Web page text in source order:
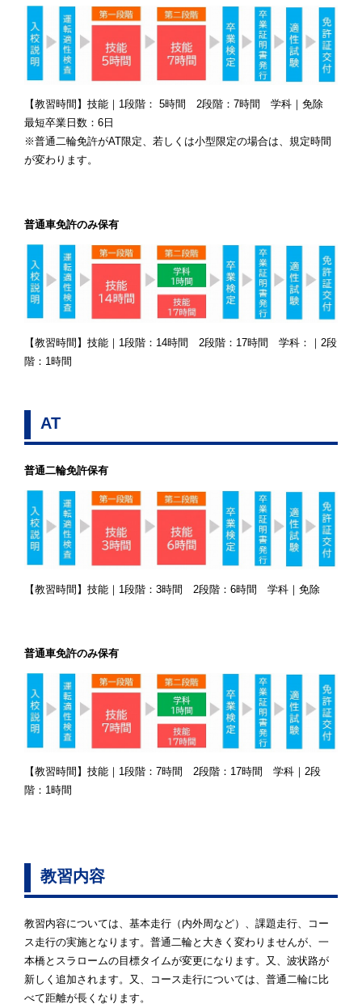
【教習時間】技能｜1段階： 5時間 2段階：7時間 学科｜免除
最短卒業日数：6日
※普通二輪免許がAT限定、若しくは小型限定の場合は、規定時間
が変わります。
普通車免許のみ保有
【教習時間】技能｜1段階：14時間 2段階：17時間 学科：｜2段
階：1時間
AT
普通二輪免許保有
【教習時間】技能｜1段階：3時間 2段階：6時間 学科｜免除
普通車免許のみ保有
【教習時間】技能｜1段階：7時間 2段階：17時間 学科｜2段
階：1時間
教習内容
教習内容については、基本走行（内外周など）、課題走行、コー
ス走行の実施となります。普通二輪と大きく変わりませんが、一
本橋とスラロームの目標タイムが変更になります。又、波状路が
新しく追加されます。又、コース走行については、普通二輪に比
べて距離が長くなります。